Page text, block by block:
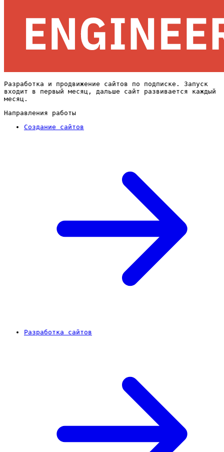
Разработка и продвижение сайтов по подписке. Запуск
входит в первый месяц, дальше сайт развивается каждый
месяц.
Направления работы
Создание сайтов
Разработка сайтов